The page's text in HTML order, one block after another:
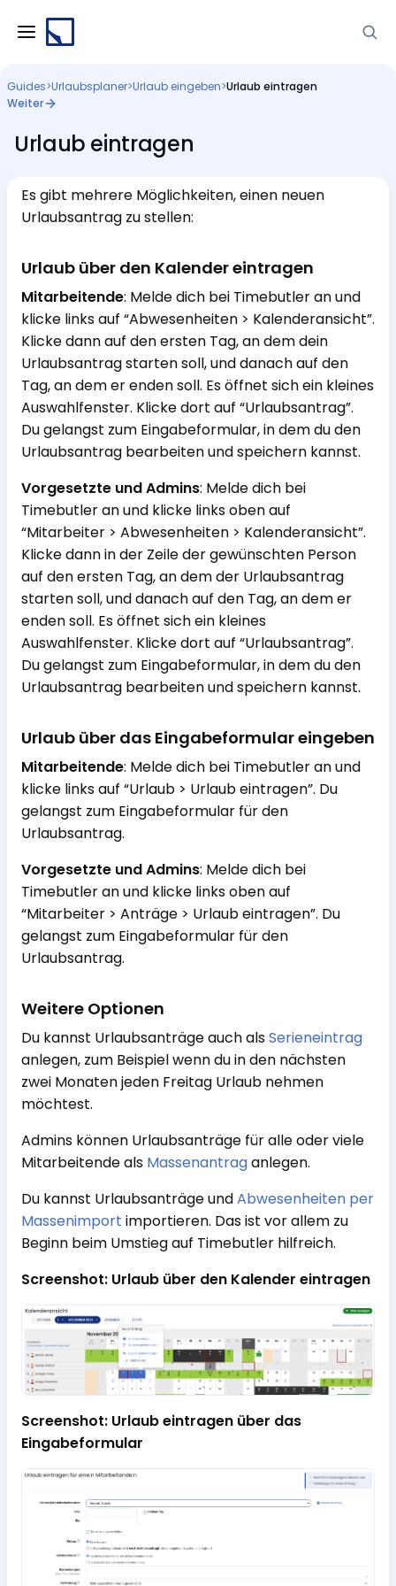
Guides>Urlaubsplaner>Urlaub eingeben>Urlaub eintragen
Weiter
Urlaub eintragen
Es gibt mehrere Möglichkeiten, einen neuen
Urlaubsantrag zu stellen:
Urlaub über den Kalender eintragen
Mitarbeitende: Melde dich bei Timebutler an und
klicke links auf “Abwesenheiten > Kalenderansicht”.
Klicke dann auf den ersten Tag, an dem dein
Urlaubsantrag starten soll, und danach auf den
Tag, an dem er enden soll. Es öffnet sich ein kleines
Auswahlfenster. Klicke dort auf “Urlaubsantrag”.
Du gelangst zum Eingabeformular, in dem du den
Urlaubsantrag bearbeiten und speichern kannst.
Vorgesetzte und Admins: Melde dich bei
Timebutler an und klicke links oben auf
“Mitarbeiter > Abwesenheiten > Kalenderansicht”.
Klicke dann in der Zeile der gewünschten Person
auf den ersten Tag, an dem der Urlaubsantrag
starten soll, und danach auf den Tag, an dem er
enden soll. Es öffnet sich ein kleines
Auswahlfenster. Klicke dort auf “Urlaubsantrag”.
Du gelangst zum Eingabeformular, in dem du den
Urlaubsantrag bearbeiten und speichern kannst.
Urlaub über das Eingabeformular eingeben
Mitarbeitende: Melde dich bei Timebutler an und
klicke links auf “Urlaub > Urlaub eintragen”. Du
gelangst zum Eingabeformular für den
Urlaubsantrag.
Vorgesetzte und Admins: Melde dich bei
Timebutler an und klicke links oben auf
“Mitarbeiter > Anträge > Urlaub eintragen”. Du
gelangst zum Eingabeformular für den
Urlaubsantrag.
Weitere Optionen
Du kannst Urlaubsanträge auch alsSerieneintrag
anlegen, zum Beispiel wenn du in den nächsten
zwei Monaten jeden Freitag Urlaub nehmen
möchtest.
Admins können Urlaubsanträge für alle oder viele
Mitarbeitende als Massenantraganlegen.
Du kannst Urlaubsanträge undAbwesenheiten per
Massenimport importieren. Das ist vor allem zu
Beginn beim Umstieg auf Timebutler hilfreich.
Screenshot: Urlaub über den Kalender eintragen
Screenshot: Urlaub eintragen über das
Eingabeformular